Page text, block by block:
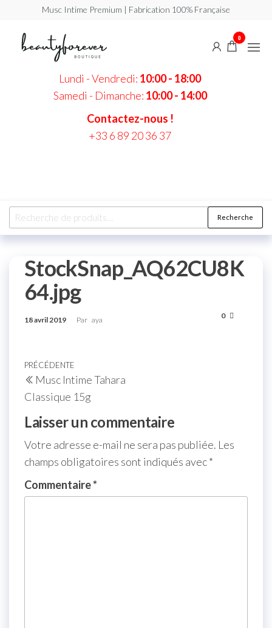
Musc Intime Premium | Fabrication 100% Française
Beautyforever
Lundi - Vendredi: 10:00 - 18:00
Samedi - Dimanche: 10:00 - 14:00
Contactez-nous !
+33 6 89 20 36 37
0
Recherche
StockSnap_AQ62CU8K
64.jpg
18 avril 2019 Par aya 0
PRÉCÉDENTE
Musc Intime Tahara
Classique 15g
Laisser un commentaire
Votre adresse e-mail ne sera pas publiée. Les
champs obligatoires sont indiqués avec*
Commentaire*